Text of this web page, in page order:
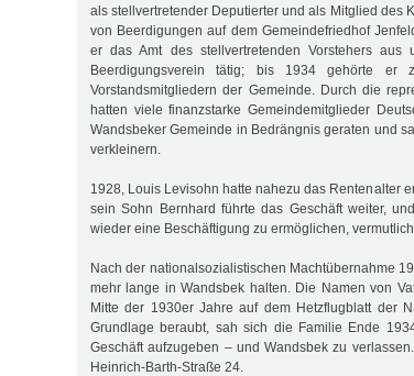
als stellvertretender Deputierter und als Mitglied des
von Beerdigungen auf dem Gemeindefriedhof
er das Amt des stellvertretenden Vorstehers
Beerdigungsverein tätig; bis 1934 gehörte
Vorstandsmitgliedern der Gemeinde. Durch die
hatten viele finanzstarke Gemeindemitglieder
Wandsbeker Gemeinde in Bedrängnis geraten und
verkleinern.
1928, Louis Levisohn hatte nahezu das Rentenalter
sein Sohn Bernhard führte das Geschäft weiter,
wieder eine Beschäftigung zu ermöglichen,
Nach der nationalsozialistischen Machtübernahme
mehr lange in Wandsbek halten. Die Namen von
Mitte der 1930er Jahre auf dem Hetzflugblatt der
Grundlage beraubt, sah sich die Familie Ende
Geschäft aufzugeben – und Wandsbek zu
Heinrich-Barth-Straße 24.